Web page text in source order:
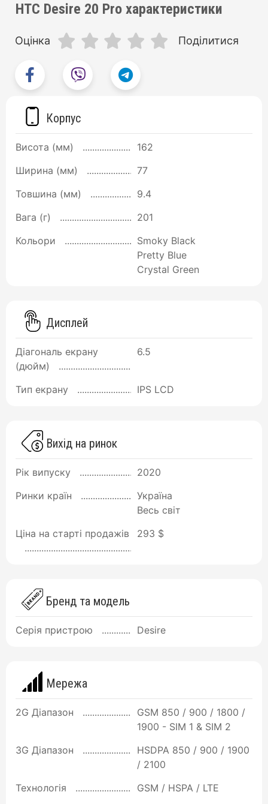
HTC Desire 20 Pro характеристики
Оцінка Поділитися
Корпус
Висота (мм)
162
Ширина (мм)
77
Товшина (мм)
9.4
Вага (г)
201
Кольори
Smoky Black
Pretty Blue
Crystal Green
Дисплей
Діагональ екрану
(дюйм)
6.5
Тип екрану IPS LCD
Вихід на ринок
Рік випуску
2020
Ринки країн
Україна
Весь світ
Ціна на старті продажів
293 $
Бренд та модель
Серія пристрою Desire
Мережа
2G Діапазон
GSM 850 / 900 / 1800 /
1900 - SIM 1 & SIM 2
3G Діапазон
HSDPA 850 / 900 / 1900
/ 2100
Технологія
GSM / HSPA / LTE